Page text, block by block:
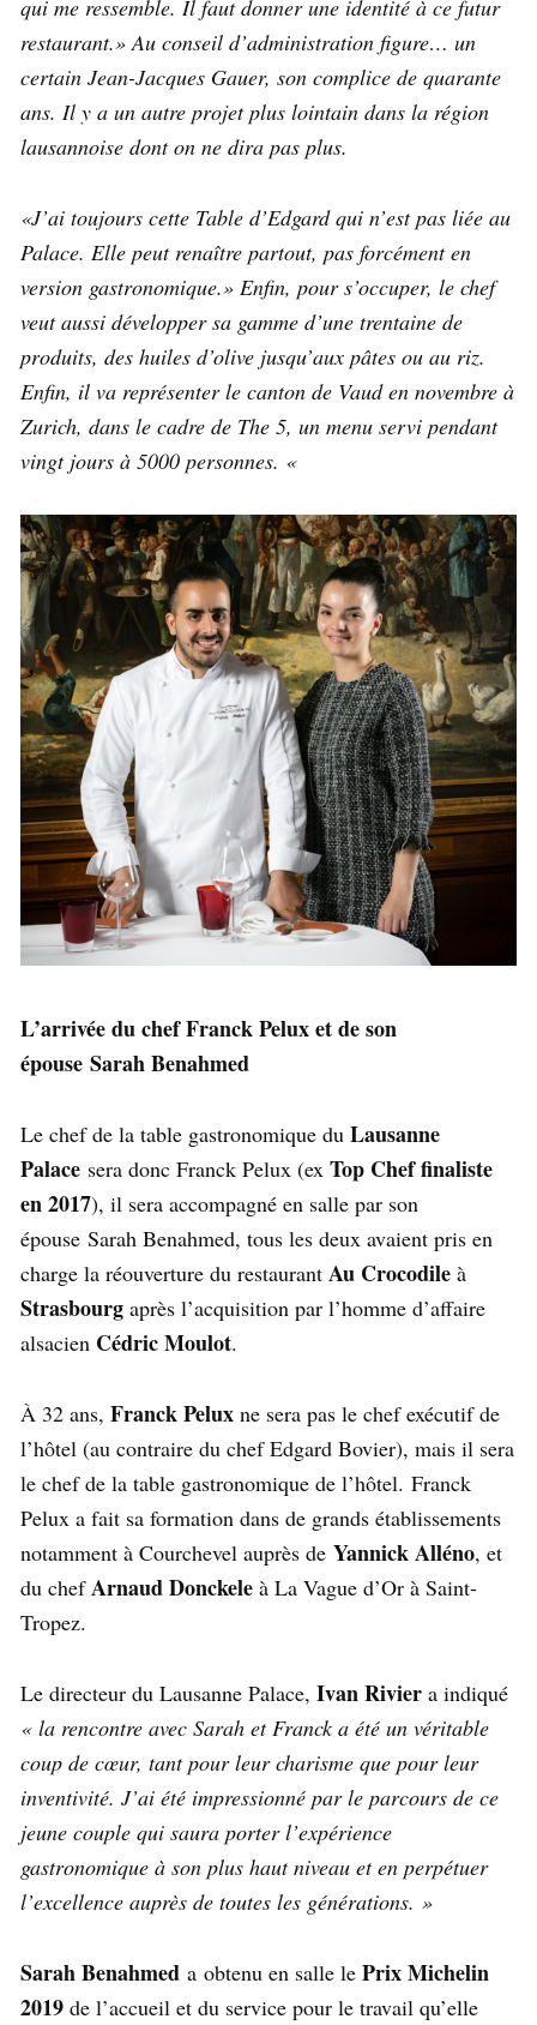
qui me ressemble. Il faut donner une identité à ce futur
restaurant.» Au conseil d’administration figure… un
certain Jean-Jacques Gauer, son complice de quarante
ans. Il y a un autre projet plus lointain dans la région
lausannoise dont on ne dira pas plus.
«J’ai toujours cette Table d’Edgard qui n’est pas liée au
Palace. Elle peut renaître partout, pas forcément en
version gastronomique.» Enfin, pour s’occuper, le chef
veut aussi développer sa gamme d’une trentaine de
produits, des huiles d’olive jusqu’aux pâtes ou au riz.
Enfin, il va représenter le canton de Vaud en novembre à
Zurich, dans le cadre de The 5, un menu servi pendant
vingt jours à 5000 personnes. «
L’arrivée du chef Franck Pelux et de son
épouse Sarah Benahmed
Le chef de la table gastronomique du Lausanne
Palace sera donc Franck Pelux (ex Top Chef finaliste
en 2017), il sera accompagné en salle par son
épouse Sarah Benahmed, tous les deux avaient pris en
charge la réouverture du restaurant Au Crocodile à
Strasbourg après l’acquisition par l’homme d’affaire
alsacien Cédric Moulot.
À 32 ans, Franck Pelux ne sera pas le chef exécutif de
l’hôtel (au contraire du chef Edgard Bovier), mais il sera
le chef de la table gastronomique de l’hôtel. Franck
Pelux a fait sa formation dans de grands établissements
notamment à Courchevel auprès de Yannick Alléno, et
du chefArnaud Donckele à La Vague d’Or à Saint-
Tropez.
Le directeur du Lausanne Palace, Ivan Rivier a indiqué
« la rencontre avec Sarah et Franck a été un véritable
coup de cœur, tant pour leur charisme que pour leur
inventivité. J’ai été impressionné par le parcours de ce
jeune couple qui saura porter l’expérience
gastronomique à son plus haut niveau et en perpétuer
l’excellence auprès de toutes les générations. »
Sarah Benahmed a obtenu en salle le Prix Michelin
2019 de l’accueil et du service pour le travail qu’elle